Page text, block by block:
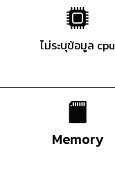
ไม่ระบุข้อมูล cpu
Memory